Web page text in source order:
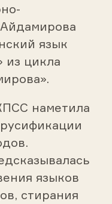
язык
из цикла
наметила
языков
стирания